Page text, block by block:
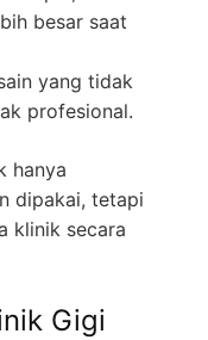
besar saat
yang tidak
profesional.
hanya
dipakai, tetapi
klinik secara
Gigi